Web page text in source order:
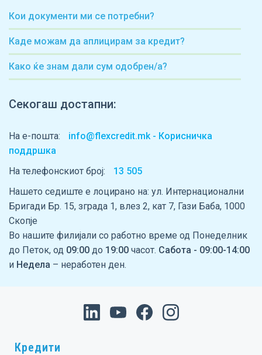
Кои документи ми се потребни?
Каде можам да аплицирам за кредит?
Како ќе знам дали сум одобрен/а?
Секогаш достапни:
На е-пошта:
info@flexcredit.mk - Корисничка
поддршка
На телефонскиот број:
13 505
Нашето седиште е лоцирано на: ул. Интернационални
Бригади Бр. 15, зграда 1, влез 2, кат 7, Гази Баба, 1000
Скопје
Во нашите филијали со работно време од Понеделник
до Петок, од 09:00 до 19:00 часот. Сабота - 09:00-14:00
и Недела – неработен ден.
Кредити